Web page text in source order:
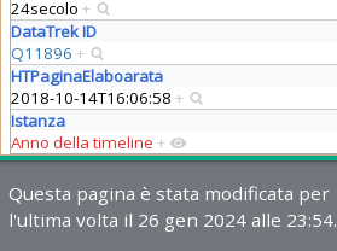
24secolo +
DataTrek ID
Q11896 +
HTPaginaElaboarata
2018-10-14T16:06:58 +
Istanza
Anno della timeline +
Questa pagina è stata modificata per
l'ultima volta il 26 gen 2024 alle 23:54.